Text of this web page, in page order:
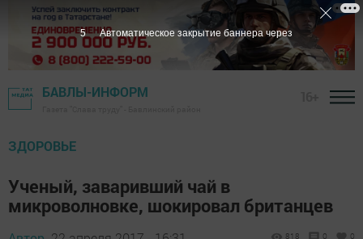
БАВЛЫ-ИНФОРМ
ЗДОРОВЬЕ
Ученый, заваривший чай в
микроволновке, шокировал британцев
818 0 0
5 Автоматическое закрытие баннера через